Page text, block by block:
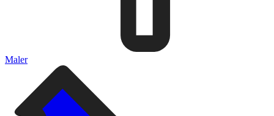
Maler